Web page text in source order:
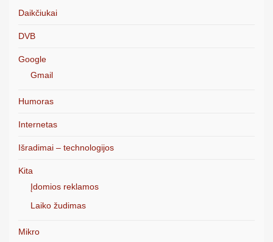
Daikčiukai
DVB
Google
Gmail
Humoras
Internetas
Išradimai – technologijos
Kita
Įdomios reklamos
Laiko žudimas
Mikro